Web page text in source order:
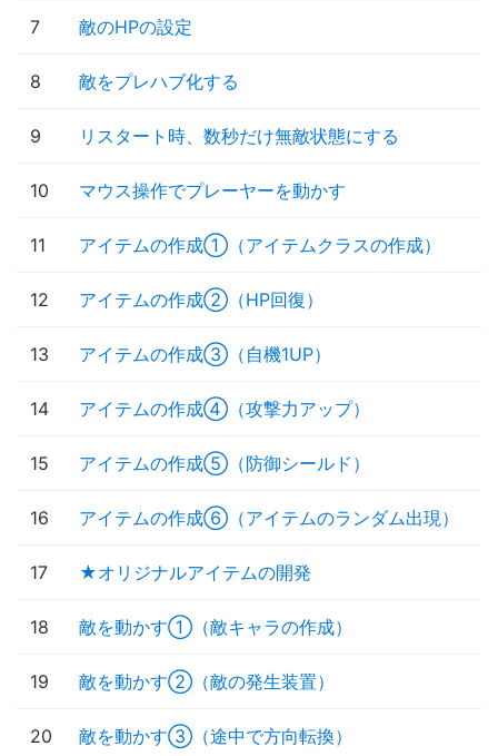
7 敵のHPの設定
8 敵をプレハブ化する
9 リスタート時、数秒だけ無敵状態にする
10 マウス操作でプレーヤーを動かす
11 アイテムの作成①（アイテムクラスの作成）
12 アイテムの作成②（HP回復）
13 アイテムの作成③（自機1UP）
14 アイテムの作成④（攻撃力アップ）
15 アイテムの作成⑤（防御シールド）
16 アイテムの作成⑥（アイテムのランダム出現）
17 ★オリジナルアイテムの開発
18 敵を動かす①（敵キャラの作成）
19 敵を動かす②（敵の発生装置）
20 敵を動かす③（途中で方向転換）